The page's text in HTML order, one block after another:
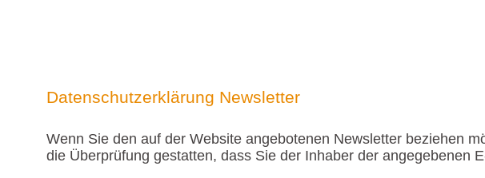
Datenschutzerklärung Newsletter
Wenn Sie den auf der Website angebotenen Newsletter beziehen
die Überprüfung gestatten, dass Sie der Inhaber der angegebenen